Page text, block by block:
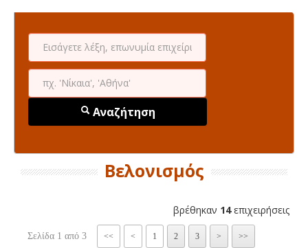
Αναζήτηση
Βελονισμός
βρέθηκαν 14επιχειρήσεις
Σελίδα 1 από 3 << < 1 2 3 > >>